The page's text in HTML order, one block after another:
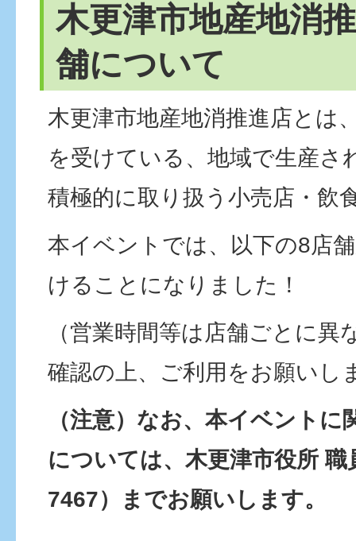
木更津市地産地消
舗について
木更津市地産地消推進店とは
を受けている、地域で生産さ
積極的に取り扱う小売店・飲
本イベントでは、以下の8店
けることになりました！
（営業時間等は店舗ごとに異
確認の上、ご利用をお願いし
（注意）なお、本イベント
については、木更津市役所 職
7467）までお願いします。